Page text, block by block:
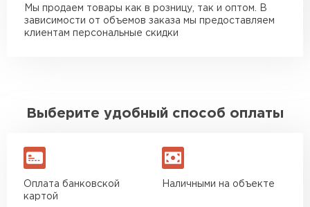
Мы продаем товары как в розницу, так и оптом. В
зависимости от объемов заказа мы предоставляем
клиентам персональные скидки
Выберите удобный способ оплаты
Оплата банковской
картой
Наличными на объекте